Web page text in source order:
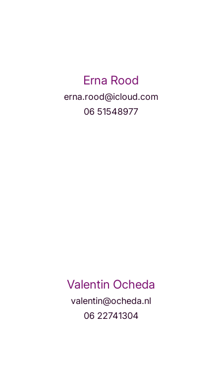
Erna Rood
erna.rood@icloud.com
06 51548977
Valentin Ocheda
valentin@ocheda.nl
06 22741304